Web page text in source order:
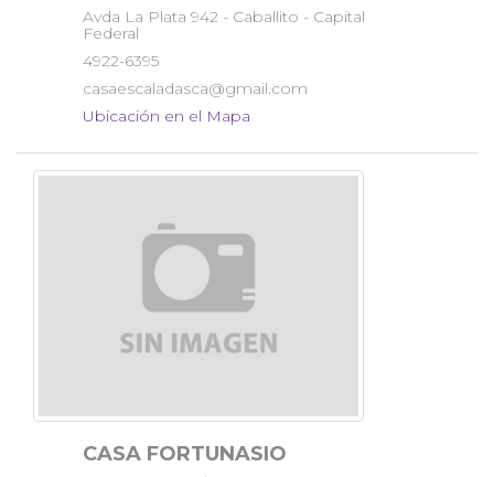
Avda La Plata 942 - Caballito - Capital
Federal
4922-6395
casaescaladasca@gmail.com
Ubicación en el Mapa
CASA FORTUNASIO